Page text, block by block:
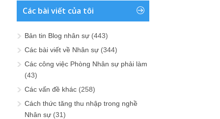
Các bài viết của tôi
Bản tin Blog nhân sự (443)
Các bài viết về Nhân sự (344)
Các công việc Phòng Nhân sự phải làm
(43)
Các vấn đề khác (258)
Cách thức tăng thu nhập trong nghề
Nhân sự (31)